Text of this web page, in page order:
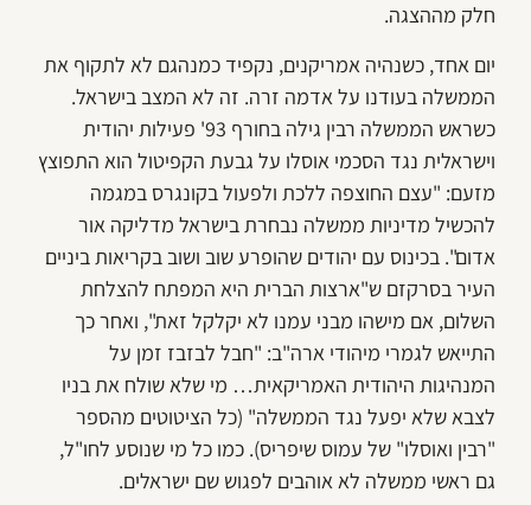
חלק מההצגה.
יום אחד, כשנהיה אמריקנים, נקפיד כמנהגם לא לתקוף את
הממשלה בעודנו על אדמה זרה. זה לא המצב בישראל.
כשראש הממשלה רבין גילה בחורף 93' פעילות יהודית
וישראלית נגד הסכמי אוסלו על גבעת הקפיטול הוא התפוצץ
מזעם: "עצם החוצפה ללכת ולפעול בקונגרס במגמה
להכשיל מדיניות ממשלה נבחרת בישראל מדליקה אור
אדום". בכינוס עם יהודים שהופרע שוב ושוב בקריאות ביניים
העיר בסרקזם ש"ארצות הברית היא המפתח להצלחת
השלום, אם מישהו מבני עמנו לא יקלקל זאת", ואחר כך
התייאש לגמרי מיהודי ארה"ב: "חבל לבזבז זמן על
המנהיגות היהודית האמריקאית… מי שלא שולח את בניו
לצבא שלא יפעל נגד הממשלה" (כל הציטוטים מהספר
"רבין ואוסלו" של עמוס שיפריס). כמו כל מי שנוסע לחו"ל,
גם ראשי ממשלה לא אוהבים לפגוש שם ישראלים.